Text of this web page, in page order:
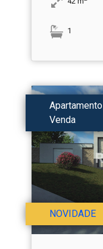
1
Apartamento
Venda
NOVIDADE